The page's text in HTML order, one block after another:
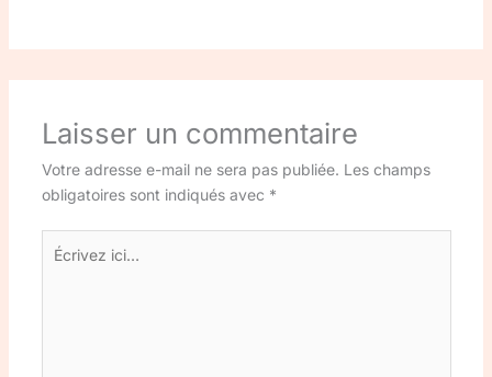
Laisser un commentaire
Votre adresse e-mail ne sera pas publiée. Les champs
obligatoires sont indiqués avec *
Écrivez
ici…